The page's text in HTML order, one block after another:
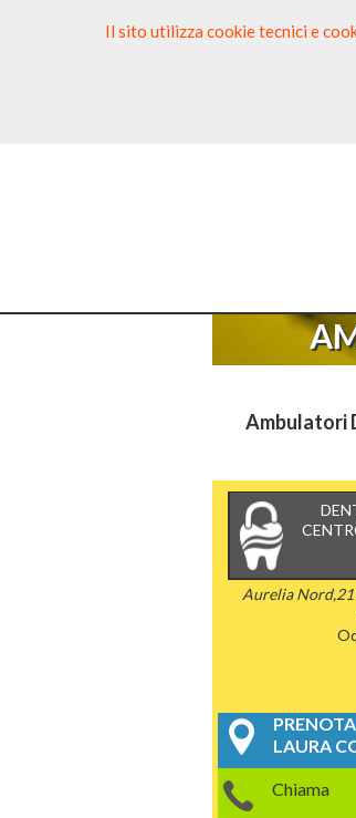
Ambulatori
Aurelia
LAURA
Chiama
Il sito utilizza cookie tecnici e